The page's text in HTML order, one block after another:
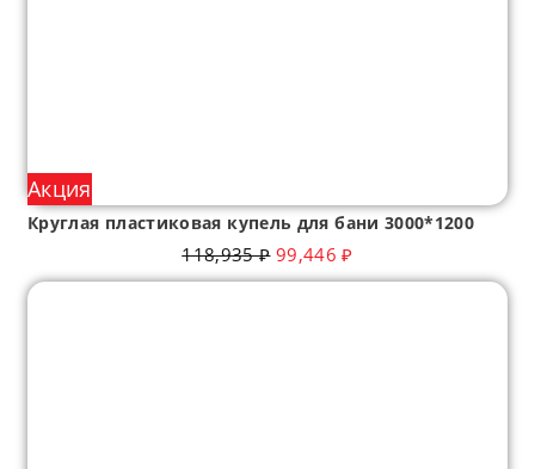
Акция
Круглая пластиковая купель для бани 3000*1200
118,935₽ 99,446₽